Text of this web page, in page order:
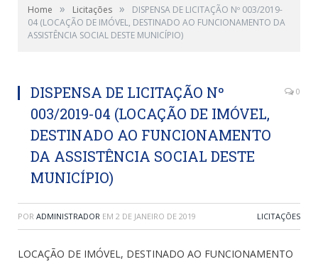
Home » Licitações »
DISPENSA DE LICITAÇÃO Nº 003/2019-
04 (LOCAÇÃO DE IMÓVEL, DESTINADO AO FUNCIONAMENTO DA
ASSISTÊNCIA SOCIAL DESTE MUNICÍPIO)
DISPENSA DE LICITAÇÃO Nº
003/2019-04 (LOCAÇÃO DE IMÓVEL,
DESTINADO AO FUNCIONAMENTO
DA ASSISTÊNCIA SOCIAL DESTE
MUNICÍPIO)
0
POR ADMINISTRADOR EM 2 DE JANEIRO DE 2019 LICITAÇÕES
LOCAÇÃO DE IMÓVEL, DESTINADO AO FUNCIONAMENTO